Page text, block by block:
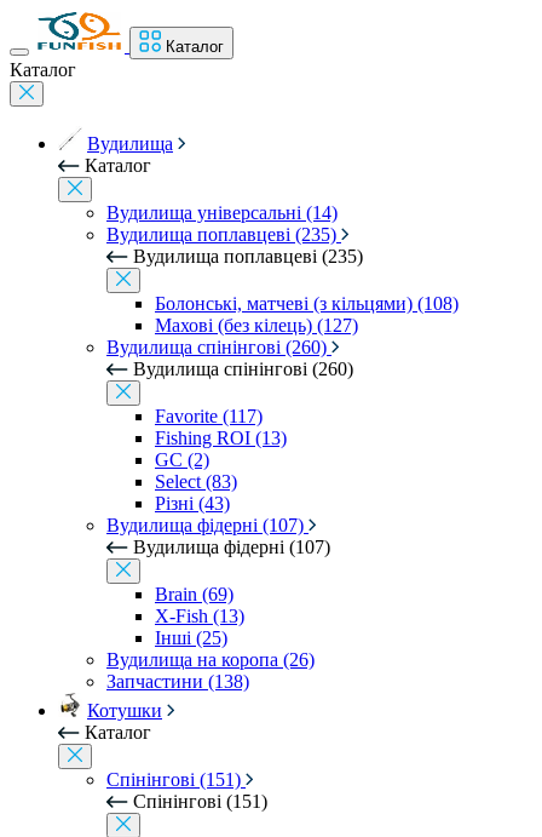
Каталог
Каталог
Вудилища
Каталог
Вудилища універсальні (14)
Вудилища поплавцеві (235)
Вудилища поплавцеві (235)
Болонські, матчеві (з кільцями) (108)
Махові (без кілець) (127)
Вудилища спінінгові (260)
Вудилища спінінгові (260)
Favorite (117)
Fishing ROI (13)
GC (2)
Select (83)
Різні (43)
Вудилища фідерні (107)
Вудилища фідерні (107)
Brain (69)
X-Fish (13)
Інші (25)
Вудилища на коропа (26)
Запчастини (138)
Котушки
Каталог
Спінінгові (151)
Спінінгові (151)